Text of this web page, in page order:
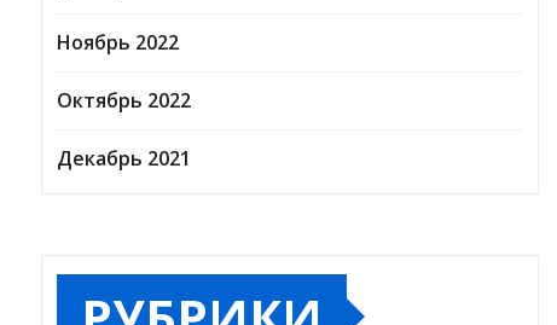
Ноябрь 2022
Октябрь 2022
Декабрь 2021